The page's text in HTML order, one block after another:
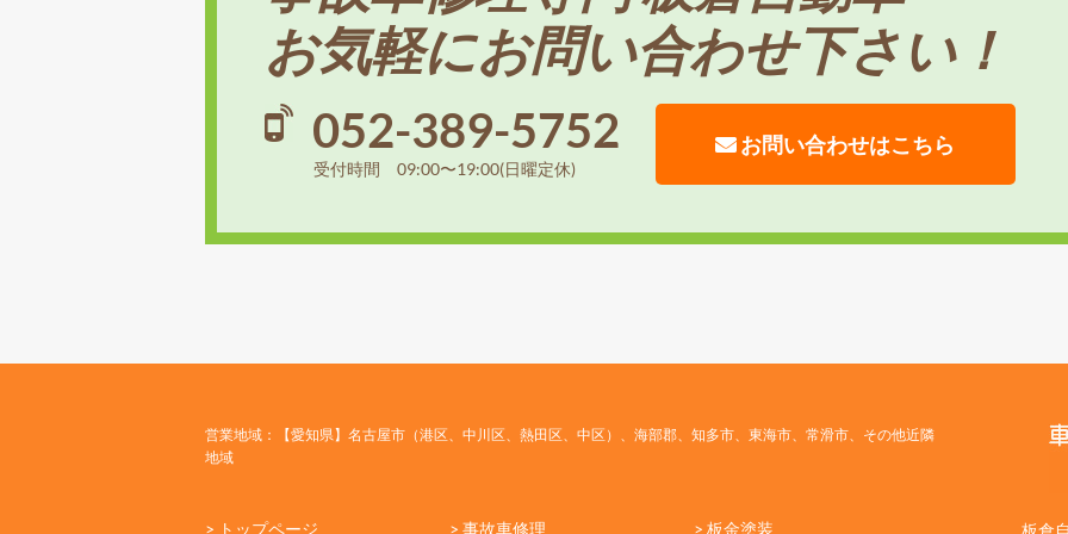
お気軽にお問い合わせ下さい！
052-389-5752
受付時間 09:00〜19:00(日曜定休)
お問い合わせはこちら
営業地域：【愛知県】名古屋市（港区、中川区、熱田区、中区）、海部郡、知多市、東海市、常滑市、その他近隣
地域
> トップページ > 事故車修理 > 板金塗装 板倉